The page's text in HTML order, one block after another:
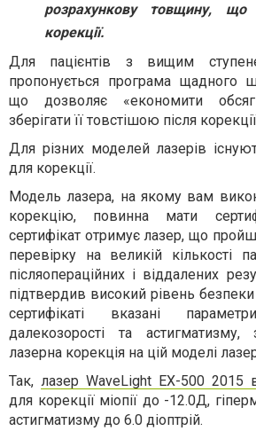
розрахункову товщину, що
корекції.
Для пацієнтів з вищим
пропонується програма щадного
що дозволяє «економити
зберігати її товстішою після
Для різних моделей лазерів
для корекції.
Модель лазера, на якому вам
корекцію, повинна мати
сертифікат отримує лазер, що
перевірку на великій кількості
післяопераційних і віддалених
підтвердив високий рівень
сертифікаті вказані
далекозорості та
лазерна корекція на цій моделі
Так, лазер WaveLight EX-500 2015
для корекції міопії до -12.0Д,
астигматизму до 6.0 діоптрій.